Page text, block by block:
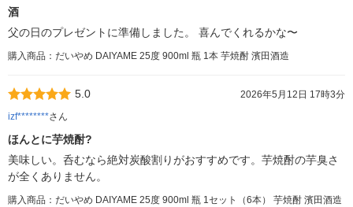
酒
父の日のプレゼントに準備しました。 喜んでくれるかな〜
購入商品：だいやめ DAIYAME 25度 900ml 瓶 1本 芋焼酎 濱田酒造
5.0
2026年5月12日 17時3分
izf********さん
ほんとに芋焼酎?
美味しい。呑むなら絶対炭酸割りがおすすめです。芋焼酎の芋臭さ
が全くありません。
購入商品：だいやめ DAIYAME 25度 900ml 瓶 1セット（6本） 芋焼酎 濱田酒造